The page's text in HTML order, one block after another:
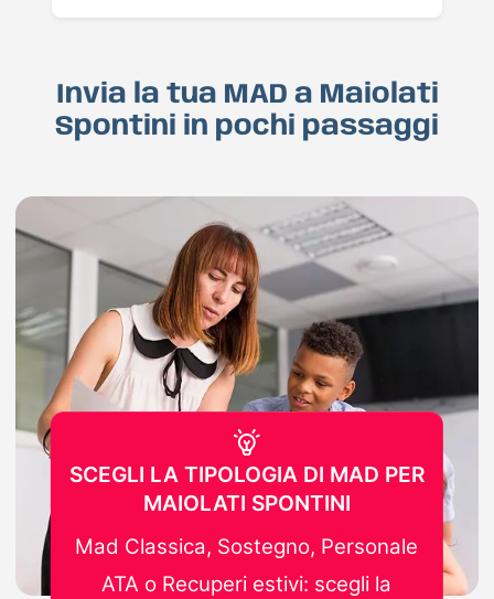
Invia la tua MAD a Maiolati
Spontini in pochi passaggi
SCEGLI LA TIPOLOGIA DI MAD PER
MAIOLATI SPONTINI
Mad Classica, Sostegno, Personale
ATA o Recuperi estivi: scegli la